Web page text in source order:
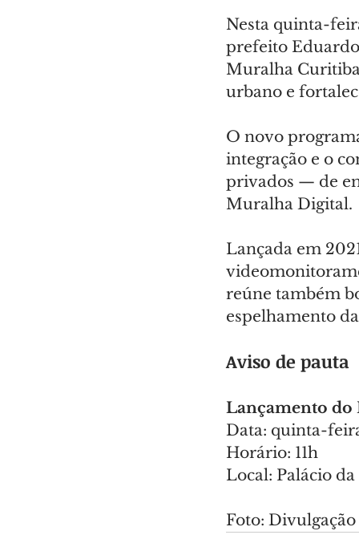
Nesta quinta-
prefeito
Muralha
urbano e
O novo
integração e o
privados — de
Muralha Digital.
Lançada em
reúne também
espelhamento
Aviso de pauta
Lançamento do
Data: quinta-
Horário: 11h
Local: Palácio
Foto: Divulgação